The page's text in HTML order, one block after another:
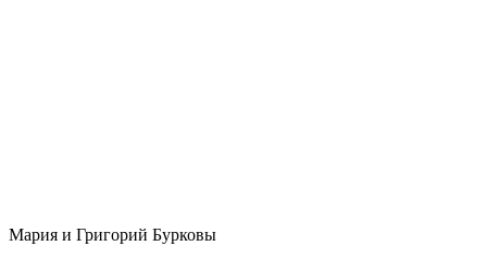
Мария и Григорий Бурковы